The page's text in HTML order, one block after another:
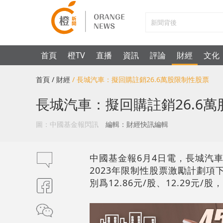
首頁 橙TV 直播 資訊 評論 財經 文化
首頁 / 財經 / 長城汽車：擬回購註銷26.6萬股限制性股票
長城汽車：擬回購註銷26.6萬
圖：中國基金報閃訊 編輯：財經快訊編輯
中國基金報6月4日電，長城汽
2023年限制性股票激勵計劃項
別爲12.86元/股、12.29元/股